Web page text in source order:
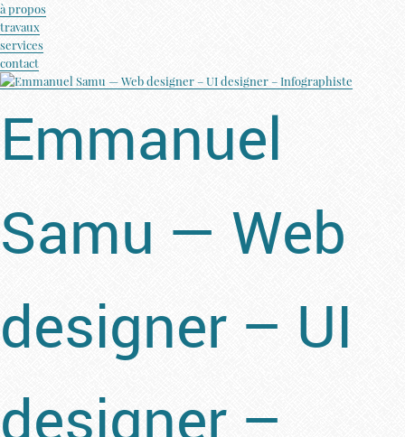
à propos
travaux
services
contact
Emmanuel
Samu — Web
designer – UI
designer –